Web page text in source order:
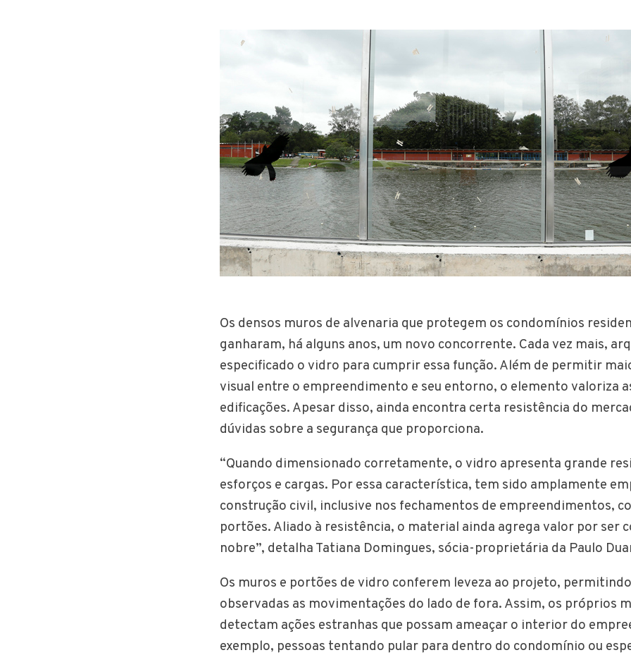
Os densos muros de alvenaria que protegem os condomínios
ganharam, há alguns anos, um novo concorrente. Cada vez mais,
especificado o vidro para cumprir essa função. Além de permitir
visual entre o empreendimento e seu entorno, o elemento valoriza
edificações. Apesar disso, ainda encontra certa resistência do
dúvidas sobre a segurança que proporciona.
“Quando dimensionado corretamente, o vidro apresenta grande
esforços e cargas. Por essa característica, tem sido amplamente
construção civil, inclusive nos fechamentos de empreendimentos,
portões. Aliado à resistência, o material ainda agrega valor por ser
nobre”, detalha Tatiana Domingues, sócia-proprietária da Paulo
Os muros e portões de vidro conferem leveza ao projeto,
observadas as movimentações do lado de fora. Assim, os próprios
detectam ações estranhas que possam ameaçar o interior do
exemplo, pessoas tentando pular para dentro do condomínio ou